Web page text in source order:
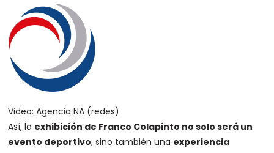
Video: Agencia NA (redes)
Así, la exhibición de Franco Colapinto no solo será un
evento deportivo, sino también una experiencia